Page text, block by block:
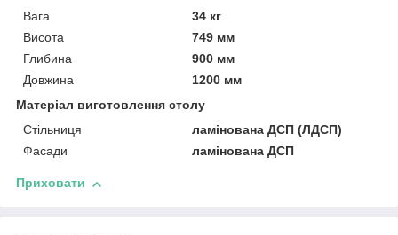
Вага
34 кг
Висота
749 мм
Глибина
900 мм
Довжина
1200 мм
Матеріал виготовлення столу
Стільниця
ламінована ДСП (ЛДСП)
Фасади
ламінована ДСП
Приховати